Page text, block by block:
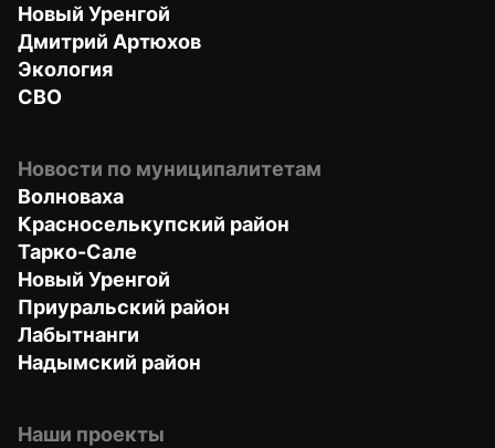
Новый Уренгой
Дмитрий Артюхов
Экология
СВО
Новости по муниципалитетам
Волноваха
Красноселькупский район
Тарко-Сале
Новый Уренгой
Приуральский район
Лабытнанги
Надымский район
Наши проекты